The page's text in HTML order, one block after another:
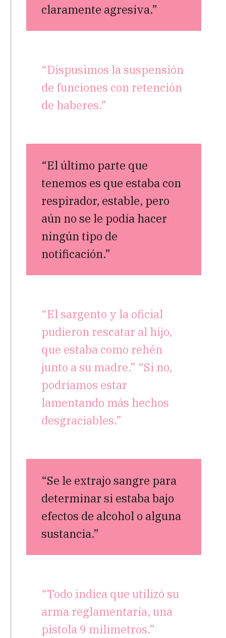
claramente agresiva.”
“Dispusimos la suspensión
de funciones con retención
de haberes.”
“El último parte que
tenemos es que estaba con
respirador, estable, pero
aún no se le podía hacer
ningún tipo de
notificación.”
“El sargento y la oficial
pudieron rescatar al hijo,
que estaba como rehén
junto a su madre.” “Si no,
podríamos estar
lamentando más hechos
desgraciables.”
“Se le extrajo sangre para
determinar si estaba bajo
efectos de alcohol o alguna
sustancia.”
“Todo indica que utilizó su
arma reglamentaria, una
pistola 9 milímetros.”